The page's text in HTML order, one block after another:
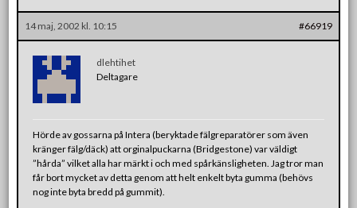
14 maj, 2002 kl. 10:15 #66919
dlehtihet
Deltagare
Hörde av gossarna på Intera (beryktade fälgreparatörer som även
kränger fälg/däck) att orginalpuckarna (Bridgestone) var väldigt
”hårda” vilket alla har märkt i och med spårkänsligheten. Jag tror man
får bort mycket av detta genom att helt enkelt byta gumma (behövs
nog inte byta bredd på gummit).